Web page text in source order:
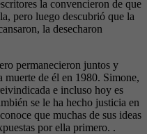
la convencieron de que
pero luego descubrió que la
la desecharon
permanecieron juntos y
muerte de él en 1980. Simone,
e incluso hoy es
se le ha hecho justicia en
que muchas de sus ideas
por ella primero. .